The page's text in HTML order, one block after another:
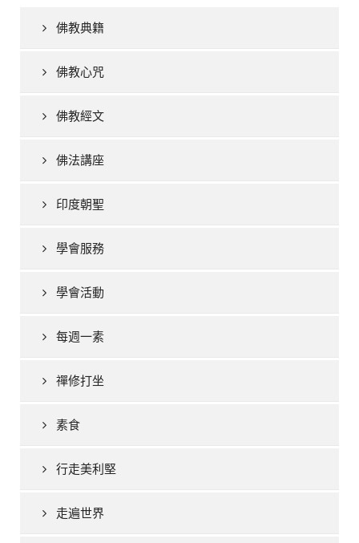
佛教典籍
佛教心咒
佛教經文
佛法講座
印度朝聖
學會服務
學會活動
每週一素
禪修打坐
素食
行走美利堅
走遍世界